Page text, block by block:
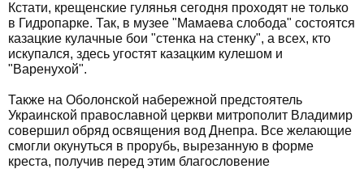
Кстати, крещенские гулянья сегодня проходят не только
в Гидропарке. Так, в музее "Мамаева слобода" состоятся
казацкие кулачные бои "стенка на стенку", а всех, кто
искупался, здесь угостят казацким кулешом и
"Варенухой".
Также на Оболонской набережной предстоятель
Украинской православной церкви митрополит Владимир
совершил обряд освящения вод Днепра. Все желающие
смогли окунуться в прорубь, вырезанную в форме
креста, получив перед этим благословение